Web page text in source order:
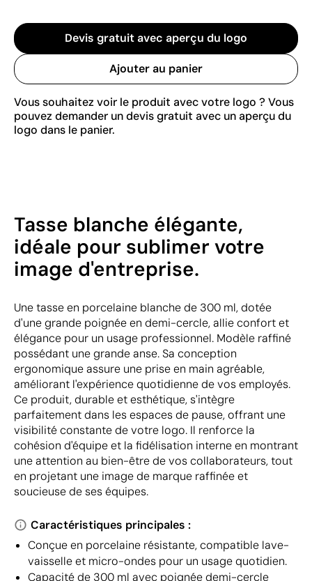
Devis gratuit avec aperçu du logo
Ajouter au panier
Vous souhaitez voir le produit avec votre logo ? Vous
pouvez demander un devis gratuit avec un aperçu du
logo dans le panier.
Tasse blanche élégante,
idéale pour sublimer votre
image d'entreprise.
Une tasse en porcelaine blanche de 300 ml, dotée
d'une grande poignée en demi-cercle, allie confort et
élégance pour un usage professionnel. Modèle raffiné
possédant une grande anse. Sa conception
ergonomique assure une prise en main agréable,
améliorant l'expérience quotidienne de vos employés.
Ce produit, durable et esthétique, s'intègre
parfaitement dans les espaces de pause, offrant une
visibilité constante de votre logo. Il renforce la
cohésion d'équipe et la fidélisation interne en montrant
une attention au bien-être de vos collaborateurs, tout
en projetant une image de marque raffinée et
soucieuse de ses équipes.
Caractéristiques principales :
Conçue en porcelaine résistante, compatible lave-
vaisselle et micro-ondes pour un usage quotidien.
Capacité de 300 ml avec poignée demi-cercle